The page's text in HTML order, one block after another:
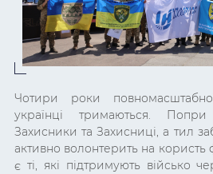
Чотири роки
українці тримаються.
Захисники та Захисниці, а тил
активно волонтерить на користь
є ті, які підтримують військо